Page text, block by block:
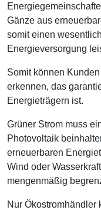
Gänze aus
somit einen
Energieversorgung
Somit können
erkennen, das
Energieträgern ist.
Grüner Strom muss
Photovoltaik
erneuerbaren
Wind oder
mengenmäßig
Nur Ökostromhändler